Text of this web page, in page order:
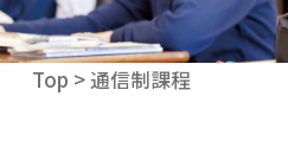
Top > 通信制課程